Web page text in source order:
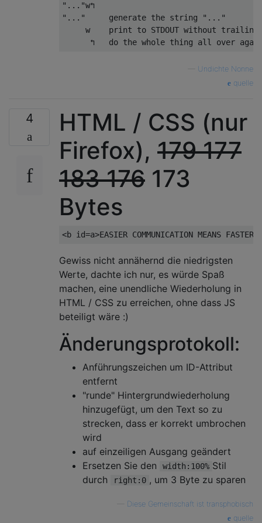
"..."w↰
"..."     generate the string "..."
w    print to STDOUT without trailing
Undichte Nonne
quelle
4
HTML / CSS (nur
Firefox), 179177
183176 173
Bytes
Gewiss nicht annähernd die niedrigsten
Werte, dachte ich nur, es würde Spaß
machen, eine unendliche Wiederholung in
HTML / CSS zu erreichen, ohne dass JS
beteiligt wäre :)
Änderungsprotokoll:
Anführungszeichen um ID-Attribut
entfernt
"runde" Hintergrundwiederholung
hinzugefügt, um den Text so zu
strecken, dass er korrekt umbrochen
wird
auf einzeiligen Ausgang geändert
Ersetzen Sie den
width:100% Stil
durch
right:0 , um 3 Byte zu sparen
Diese Gemeinschaft ist transphobisch
quelle